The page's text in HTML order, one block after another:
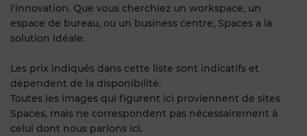
l'innovation. Que vous cherchiez un workspace, un
espace de bureau, ou un business centre, Spaces a la
solution idéale.
Les prix indiqués dans cette liste sont indicatifs et
dépendent de la disponibilité.
Toutes les images qui figurent ici proviennent de sites
Spaces, mais ne correspondent pas nécessairement à
celui dont nous parlons ici.